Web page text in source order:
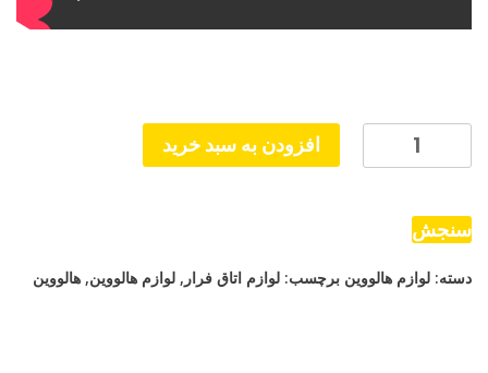
شوخی
اسکلت
بر
افزودن به سبد خرید
سنجش
دسته: لوازم هالووین برچسب: لوازم اتاق فرار , لوازم هالووین, هالووین